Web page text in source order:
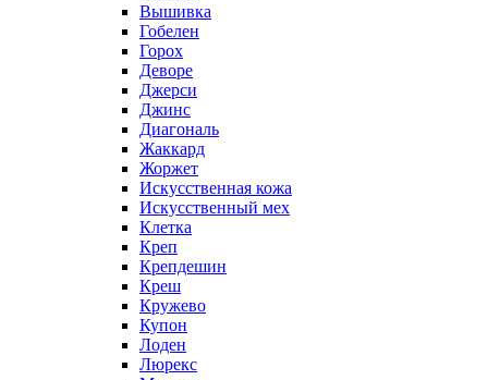
Вышивка
Гобелен
Горох
Деворе
Джерси
Джинс
Диагональ
Жаккард
Жоржет
Искусственная кожа
Искусственный мех
Клетка
Креп
Крепдешин
Креш
Кружево
Купон
Лоден
Люрекс